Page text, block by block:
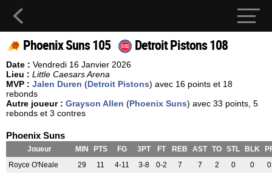
Phoenix Suns 105 Detroit Pistons 108
Date : Vendredi 16 Janvier 2026
Lieu : Little Caesars Arena
MVP : Jalen Duren (Detroit Pistons) avec 16 points et 18
rebonds
Autre joueur : Grayson Allen (Phoenix Suns) avec 33 points, 5
rebonds et 3 contres
Phoenix Suns
Joueur MIN PTS FG 3PT FT REB AST TO STL BLK
Royce O'Neale
29 11 4-11 3-8 0-2 7 7 2 0 0
0